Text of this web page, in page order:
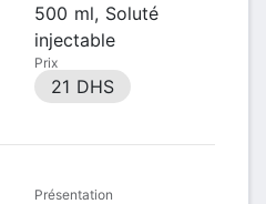
500 ml, Soluté
injectable
Prix
21 DHS
Présentation